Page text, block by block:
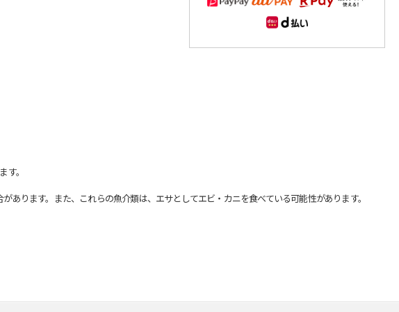
。
ります。また、これらの魚介類は、エサとしてエビ・カニを食べている可能性があります。